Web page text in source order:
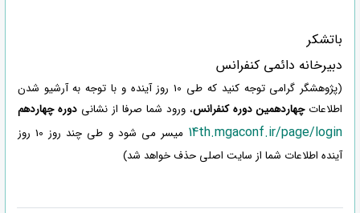
باتشکر
دبیرخانه دائمی کنفرانس
(پژوهشگر گرامی توجه کنید که طی 10 روز آینده و با توجه به آرشیو شدن
اطلاعاتچهاردهمین دوره کنفرانس، ورود شما صرفا از نشانیدوره چهاردهم
14th.mgaconf.ir/page/login
میسر می شود و طی چند روز 10 روز
آینده اطلاعات شما از سایت اصلی حذف خواهد شد)